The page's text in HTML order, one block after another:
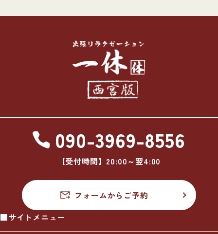
090-3969-8556
【受付時間】20:00～翌4:00
フォームからご予約
■サイトメニュー